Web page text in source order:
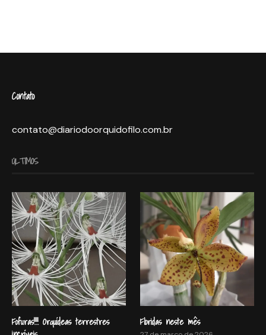
Contato
contato@diariodoorquidofilo.com.br
ÚLTIMOS
Fofuras!!!! Orquídeas terrestres
Floridas neste mês